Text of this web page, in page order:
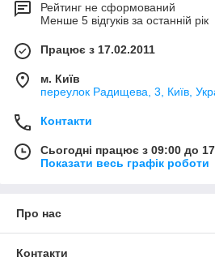
Рейтинг не сформований
Менше 5 відгуків за останній рік
Працює з 17.02.2011
м. Київ
переулок Радищева, 3, Київ,
Контакти
Сьогодні працює з 09:00 до
Показати весь графік роботи
Про нас
Контакти